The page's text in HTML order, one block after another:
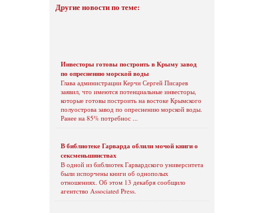
Другие новости по теме:
Инвесторы готовы построить в Крыму завод
по опреснению морской воды
Глава администрации Керчи Сергей Писарев
заявил, что имеются потенциальные инвесторы,
которые готовы построить на востоке Крымского
полуострова завод по опреснению морской воды.
Ранее на 85% потребнос ...
В библиотеке Гарварда облили мочой книги о
сексменьшинствах
В одной из библиотек Гарвардского университета
были испорчены книги об однополых
отношениях. Об этом 13 декабря сообщило
агентство Associated Press.